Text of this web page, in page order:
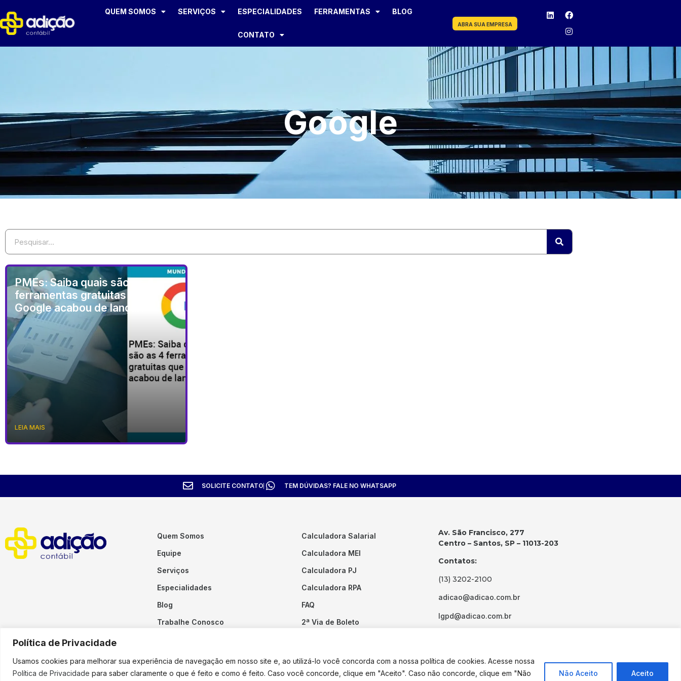
Política de Privacidade
Usamos cookies para melhorar sua experiência de navegação em nosso site e, ao utilizá-lo você concorda com a nossa política de cookies. Acesse nossa
Política de Privacidade para saber claramente o que é feito e como é feito. Caso você concorde, clique em "Aceito". Caso não concorde, clique em "Não
Não Aceito Aceito
QUEM SOMOS SERVIÇOS ESPECIALIDADES FERRAMENTAS BLOG
CONTATO
ABRA SUA EMPRESA
Google
PMEs: Saiba quais são as 4
ferramentas gratuitas que o
Google acabou de lançar!
LEIA MAIS
SOLICITE CONTATO TEM DÚVIDAS? FALE NO WHATSAPP
Quem Somos
Equipe
Serviços
Especialidades
Blog
Trabalhe Conosco
Calculadora Salarial
Calculadora MEI
Calculadora PJ
Calculadora RPA
FAQ
2ª Via de Boleto
Av. São Francisco, 277
Centro – Santos, SP – 11013-203
Contatos:
(13) 3202-2100
adicao@adicao.com.br
lgpd@adicao.com.br